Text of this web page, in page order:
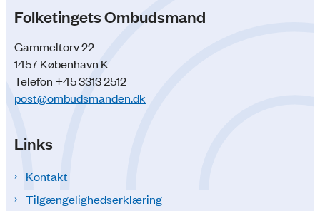
Folketingets Ombudsmand
Gammeltorv 22
1457 København K
Telefon +45 3313 2512
post@ombudsmanden.dk
Links
Kontakt
Tilgængelighedserklæring